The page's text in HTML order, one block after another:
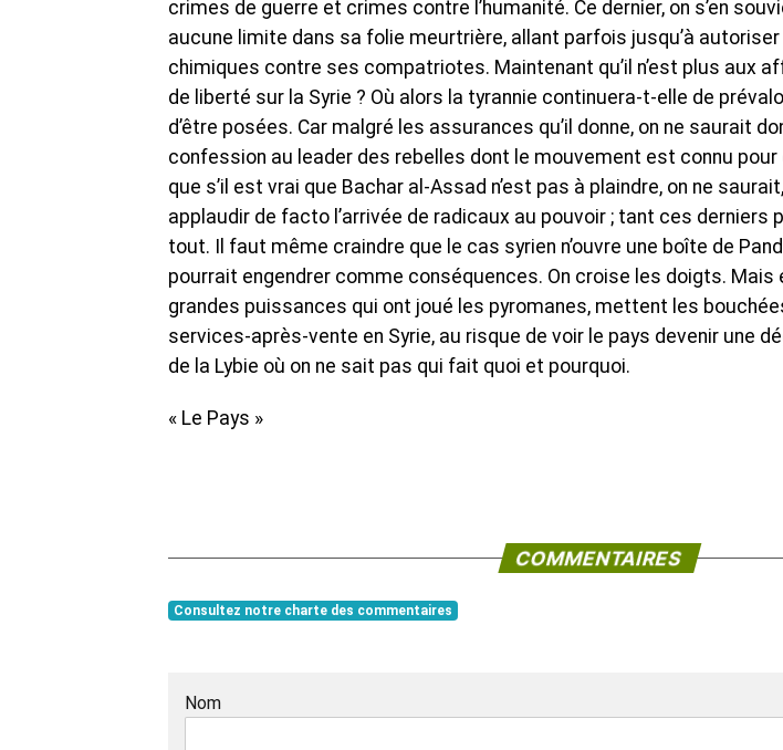
crimes de guerre et crimes contre l’humanité. Ce dernier, on s’en
aucune limite dans sa folie meurtrière, allant parfois jusqu’à autoriser
chimiques contre ses compatriotes. Maintenant qu’il n’est plus aux
de liberté sur la Syrie ? Où alors la tyrannie continuera-t-elle de
d’être posées. Car malgré les assurances qu’il donne, on ne saurait
confession au leader des rebelles dont le mouvement est connu pour
que s’il est vrai que Bachar al-Assad n’est pas à plaindre, on ne
applaudir de facto l’arrivée de radicaux au pouvoir ; tant ces derniers
tout. Il faut même craindre que le cas syrien n’ouvre une boîte de
pourrait engendrer comme conséquences. On croise les doigts.
grandes puissances qui ont joué les pyromanes, mettent les
services-après-vente en Syrie, au risque de voir le pays devenir une
de la Lybie où on ne sait pas qui fait quoi et pourquoi.
« Le Pays »
COMMENTAIRES
Consultez notre charte des commentaires
Nom